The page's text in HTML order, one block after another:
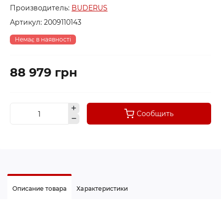
Производитель: BUDERUS
Артикул: 2009110143
Немає в наявності
88 979 грн
Сообщить
Описание товара Характеристики